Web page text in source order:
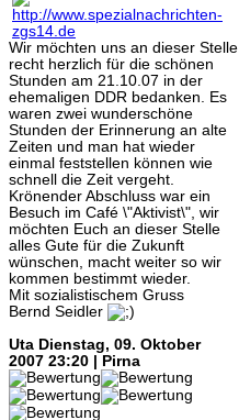
Wir möchten uns an dieser Stelle
recht herzlich für die schönen
Stunden am 21.10.07 in der
ehemaligen DDR bedanken. Es
waren zwei wunderschöne
Stunden der Erinnerung an alte
Zeiten und man hat wieder
einmal feststellen können wie
schnell die Zeit vergeht.
Krönender Abschluss war ein
Besuch im Café \"Aktivist\", wir
möchten Euch an dieser Stelle
alles Gute für die Zukunft
wünschen, macht weiter so wir
kommen bestimmt wieder.
Mit sozialistischem Gruss
Bernd Seidler
Uta Dienstag, 09. Oktober
2007 23:20 | Pirna